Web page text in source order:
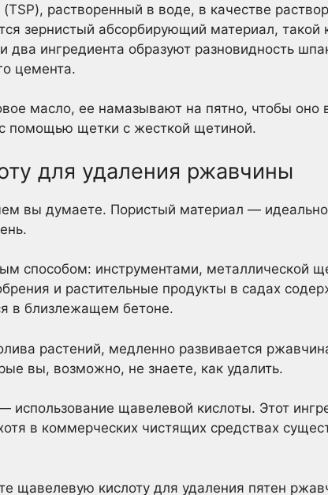
растворенный в воде, в качестве
зернистый абсорбирующий материал, такой
ингредиента образуют разновидность
цемента.
масло, ее намазывают на пятно, чтобы оно
помощью щетки с жесткой щетиной.
для удаления ржавчины
вы думаете. Пористый материал —
способом: инструментами, металлической
и растительные продукты в садах
в близлежащем бетоне.
растений, медленно развивается
вы, возможно, не знаете, как удалить.
щавелевой кислоты. Этот
в коммерческих чистящих средствах
щавелевую кислоту для удаления пятен